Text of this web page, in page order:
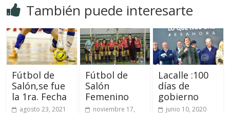
También puede interesarte
Fútbol de
Salón,se fue
la 1ra. Fecha
agosto 23, 2021
Fútbol de
Salón
Femenino
noviembre 17,
Lacalle :100
días de
gobierno
junio 10, 2020